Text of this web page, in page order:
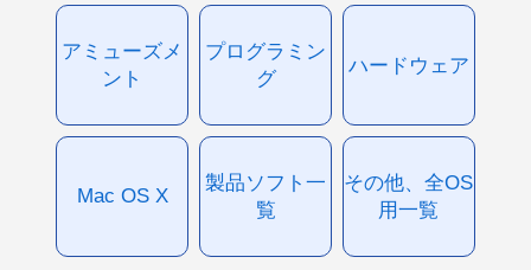
アミューズメ
ント
プログラミン
グ
ハードウェア
Mac OS X
製品ソフト一
覧
その他、全OS
用一覧